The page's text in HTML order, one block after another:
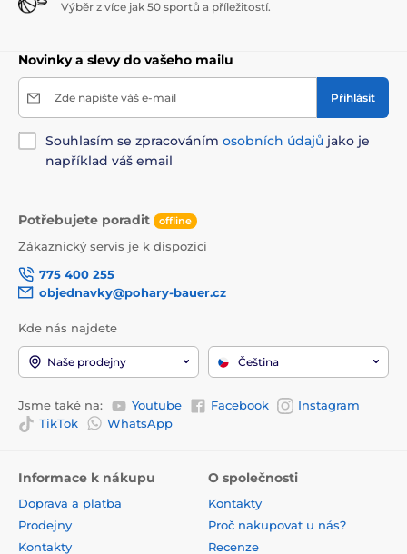
Výběr z více jak 50 sportů a příležitostí.
Novinky a slevy do vašeho mailu
Zde napište váš e-mail Přihlásit
Souhlasím se zpracováním osobních údajů jako je
například váš email
Potřebujete poradit offline
Zákaznický servis je k dispozici
775 400 255
objednavky@pohary-bauer.cz
Kde nás najdete
Naše prodejny Čeština
Jsme také na: Youtube Facebook
Instagram
TikTok
WhatsApp
Informace k nákupu
Doprava a platba
Prodejny
Kontakty
O společnosti
Kontakty
Proč nakupovat u nás?
Recenze